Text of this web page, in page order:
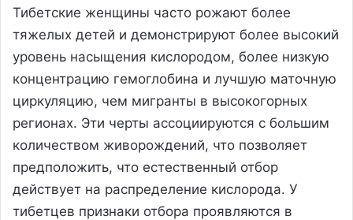
Тибетские женщины часто рожают более
тяжелых детей и демонстрируют более высокий
уровень насыщения кислородом, более низкую
концентрацию гемоглобина и лучшую маточную
циркуляцию, чем мигранты в высокогорных
регионах. Эти черты ассоциируются с большим
количеством живорождений, что позволяет
предположить, что естественный отбор
действует на распределение кислорода. У
тибетцев признаки отбора проявляются в